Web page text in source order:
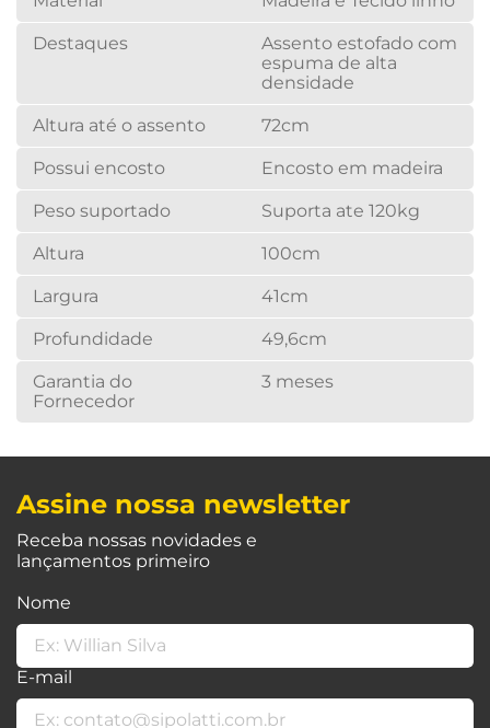
Destaques
Assento estofado com
espuma de alta
densidade
Altura até o assento 72cm
Possui encosto Encosto em madeira
Peso suportado Suporta ate 120kg
Altura 100cm
Largura 41cm
Profundidade 49,6cm
Garantia do
Fornecedor
3 meses
Assine nossa newsletter
Receba nossas novidades e
lançamentos primeiro
Nome
E-mail